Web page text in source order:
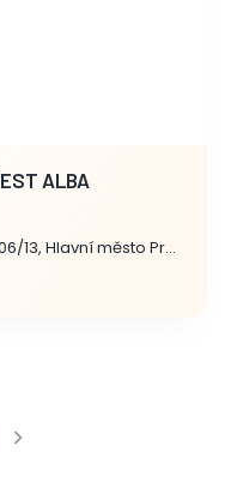
ALBA
SaSaZu Club - Bubenské nábř. 306/13, Hlavní město Praha